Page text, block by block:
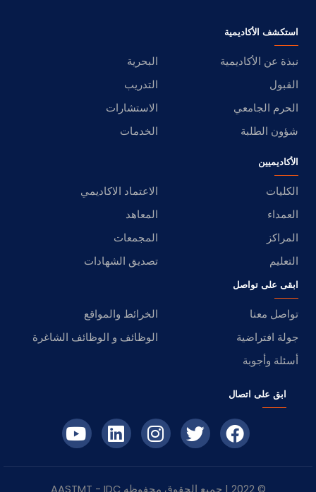
استكشف الأكاديمية
نبذة عن الأكاديمية
البحرية
القبول
التدريب
الحرم الجامعي
الاستشارات
شؤون الطلبة
الخدمات
الأكاديميين
الكليات
الاعتماد الاكاديمي
العمداء
المعاهد
المراكز
المجمعات
التعليم
تصديق الشهادات
ابقى على تواصل
تواصل معنا
الخرائط والمواقع
جولة افتراضية
الوظائف و الوظائف الشاغرة
أسئلة وأجوبة
ابق على اتصال
© 2022 | جميع الحقوق محفوظه IDC
- AASTMT